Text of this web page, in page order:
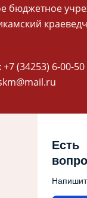
бюджетное
+7 (34253) 6-00-50
Есть